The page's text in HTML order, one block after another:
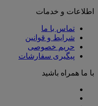
اطلاعات و خدمات
تماس با ما
شرایط و قوانین
حریم خصوصی
پیگیری سفارشات
با ما همراه باشید